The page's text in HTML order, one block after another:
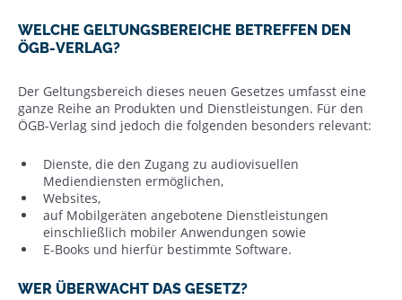
WELCHE GELTUNGSBEREICHE BETREFFEN DEN
ÖGB-VERLAG?
Der Geltungsbereich dieses neuen Gesetzes umfasst eine
ganze Reihe an Produkten und Dienstleistungen. Für den
ÖGB-Verlag sind jedoch die folgenden besonders relevant:
Dienste, die den Zugang zu audiovisuellen
Mediendiensten ermöglichen,
Websites,
auf Mobilgeräten angebotene Dienstleistungen
einschließlich mobiler Anwendungen sowie
E-Books und hierfür bestimmte Software.
WER ÜBERWACHT DAS GESETZ?